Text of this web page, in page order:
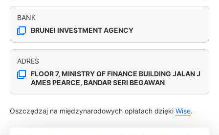
BANK
BRUNEI INVESTMENT AGENCY
ADRES
FLOOR 7, MINISTRY OF FINANCE BUILDING JALAN J
AMES PEARCE, BANDAR SERI BEGAWAN
Oszczędzaj na międzynarodowych opłatach dzięki Wise.